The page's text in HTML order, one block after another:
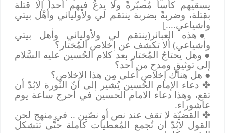
يسقيهم كأساً مُصبّرةً ولا يدعُ فيهم أحداً إلّا قتلة
بقتلة، وضربةً بضربة ينتقم لي ولأوليائي وأهْل بيتي
وأشياعي....]
●هذه العبائر(ينتقم لي ولأوليائي وأهل بيتي
وأشياعي) ألا تكشف عن إخلاص المُختار؟
●وهل يحتاجُ المُختار بعد كلام الحُسين عليه السَّلام
إلى توثيقٍ ومدح من أحد؟
●هل هناك إخلاص أعلى مِن هذا الإخلاص؟
✤دعاء الإمام الحُسين يُشير إلى أنّ الثّورة لابُدّ أن
تقع، وهذا دعاء الامام الحسين في أحرج ساعة يوم
عاشوراء.
✤القضيّة لا تقف عند نص أو نصّين .. في منهج لحن
القول لابُدّ أن تُجمع المُعطيات كاملة حتَّى تتشكل